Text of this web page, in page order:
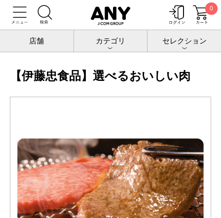
0
店舗 カテゴリ セレクション
トップ チケットポート
ギフトカード
【伊藤忠食品】選べるおいしい肉
【伊藤忠食品】選べるおいしい肉